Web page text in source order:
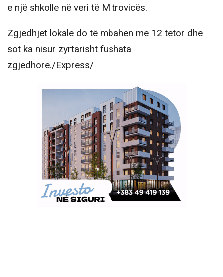
e një shkolle në veri të Mitrovicës.
Zgjedhjet lokale do të mbahen me 12 tetor dhe
sot ka nisur zyrtarisht fushata
zgjedhore./Express/